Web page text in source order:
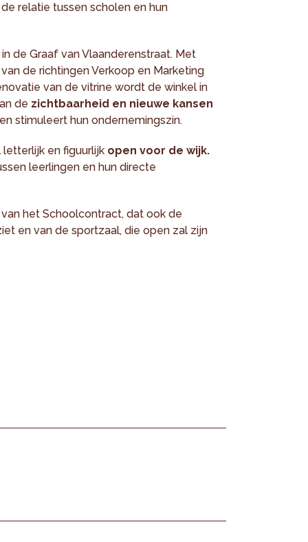
relatie tussen scholen en hun
de Graaf van Vlaanderenstraat. Met
de richtingen Verkoop en Marketing
van de vitrine wordt de winkel in
de zichtbaarheid en nieuwe kansen
stimuleert hun ondernemingszin.
en figuurlijk open voor de wijk.
leerlingen en hun directe
het Schoolcontract, dat ook de
en van de sportzaal, die open zal zijn